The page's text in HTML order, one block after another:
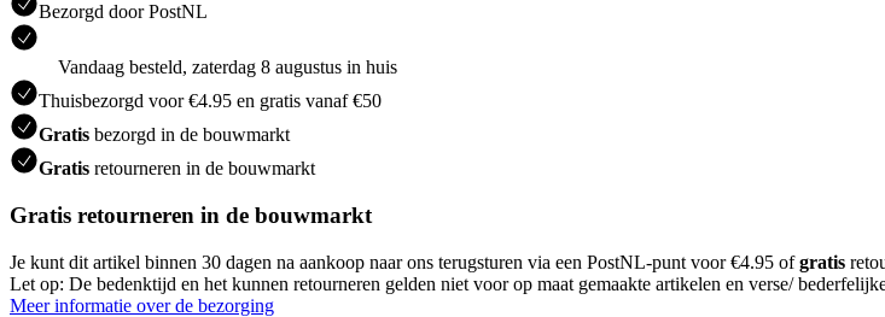
Bezorgd door PostNL
Vandaag besteld, zaterdag 8 augustus in huis
Thuisbezorgd voor €4.95 en gratis vanaf €50
Gratis bezorgd in de bouwmarkt
Gratis retourneren in de bouwmarkt
Gratis retourneren in de bouwmarkt
Je kunt dit artikel binnen 30 dagen na aankoop naar ons terugsturen via een PostNL-punt voor €4.95 ofgratis
Let op: De bedenktijd en het kunnen retourneren gelden niet voor op maat gemaakte artikelen en verse/
Meer informatie over de bezorging